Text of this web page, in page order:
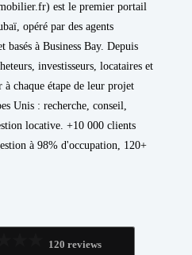
est le premier portail
opéré par des agents
à Business Bay. Depuis
investisseurs, locataires et
chaque étape de leur projet
Unis : recherche, conseil,
locative. +10 000 clients
à 98% d'occupation, 120+
120 reviews